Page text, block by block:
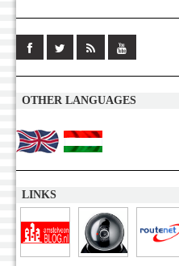
OTHER LANGUAGES
LINKS